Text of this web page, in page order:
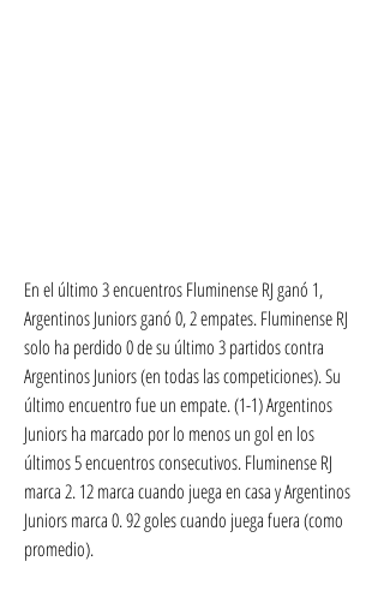
En el último 3 encuentros Fluminense RJ ganó 1,
Argentinos Juniors ganó 0, 2 empates. Fluminense RJ
solo ha perdido 0 de su último 3 partidos contra
Argentinos Juniors (en todas las competiciones). Su
último encuentro fue un empate. (1-1) Argentinos
Juniors ha marcado por lo menos un gol en los
últimos 5 encuentros consecutivos. Fluminense RJ
marca 2. 12 marca cuando juega en casa y Argentinos
Juniors marca 0. 92 goles cuando juega fuera (como
promedio).